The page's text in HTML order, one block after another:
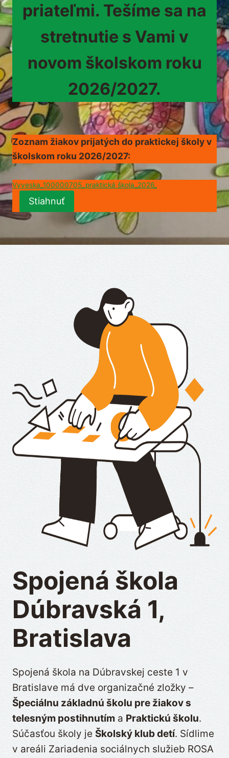
priateľmi. Tešíme sa na
stretnutie s Vami v
novom školskom roku
2026/2027.
Zoznam žiakov prijatých do praktickej školy v
školskom roku 2026/2027:
Vyveska_100000705_praktická škola_2026_
Stiahnuť
Spojená škola
Dúbravská 1,
Bratislava
Spojená škola na Dúbravskej ceste 1 v
Bratislave má dve organizačné zložky –
Špeciálnu základnú školu pre žiakov s
telesným postihnutím a Praktickú školu.
Súčasťou školy je Školský klub detí. Sídlime
v areáli Zariadenia sociálnych služieb ROSA